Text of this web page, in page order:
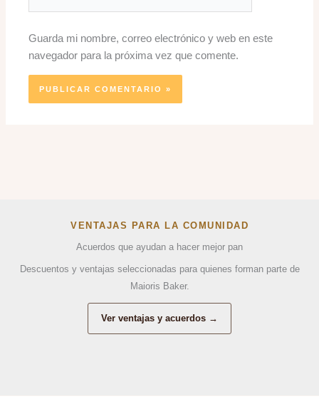
Guarda mi nombre, correo electrónico y web en este
navegador para la próxima vez que comente.
VENTAJAS PARA LA COMUNIDAD
Acuerdos que ayudan a hacer mejor pan
Descuentos y ventajas seleccionadas para quienes forman parte de
Maioris Baker.
Ver ventajas y acuerdos →